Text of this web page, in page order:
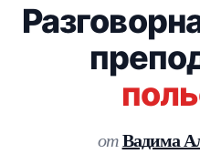
отВадима